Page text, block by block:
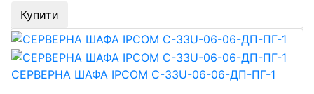
Купити
СЕРВЕРНА ШАФА IPCOM С-33U-06-06-ДП-ПГ-1